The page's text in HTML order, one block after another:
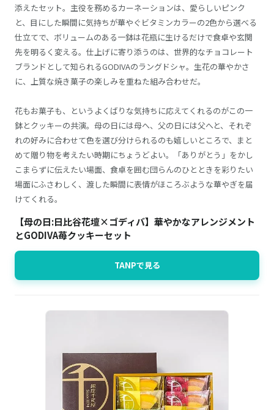
添えたセット。主役を務めるカーネーションは、愛らしいピンク
と、目にした瞬間に気持ちが華やぐビタミンカラーの2色から選べる
仕立てで、ボリュームのある一鉢は花瓶に生けるだけで食卓や玄関
先を明るく変える。仕上げに寄り添うのは、世界的なチョコレート
ブランドとして知られるGODIVAのラングドシャ。生花の華やかさ
に、上質な焼き菓子の楽しみを重ねた組み合わせだ。
花もお菓子も、というよくばりな気持ちに応えてくれるのがこの一
鉢とクッキーの共演。母の日には母へ、父の日には父へと、それぞ
れの好みに合わせて色を選び分けられるのも嬉しいところで、まと
めて贈り物を考えたい時期にちょうどよい。「ありがとう」をかし
こまらずに伝えたい場面、食卓を囲む団らんのひとときを彩りたい
場面にふさわしく、渡した瞬間に表情がほころぶような華やぎを届
けてくれる。
【母の日:日比谷花壇×ゴディバ】華やかなアレンジメント
とGODIVA苺クッキーセット
TANPで見る